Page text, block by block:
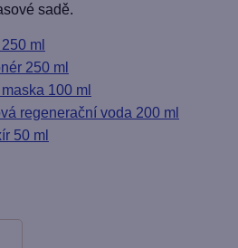
sadě.
ml
250 ml
100 ml
regenerační voda 200 ml
50 ml